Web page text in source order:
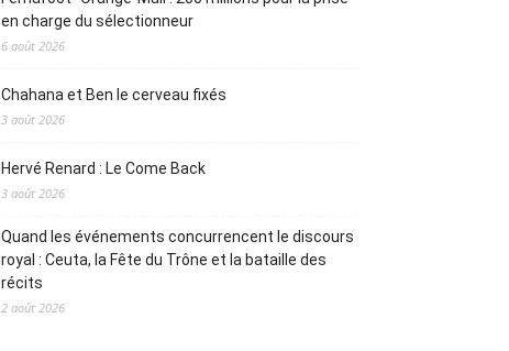
en charge du sélectionneur
6 août 2026
Chahana et Ben le cerveau fixés
3 août 2026
Hervé Renard : Le Come Back
3 août 2026
Quand les événements concurrencent le discours
royal : Ceuta, la Fête du Trône et la bataille des
récits
2 août 2026